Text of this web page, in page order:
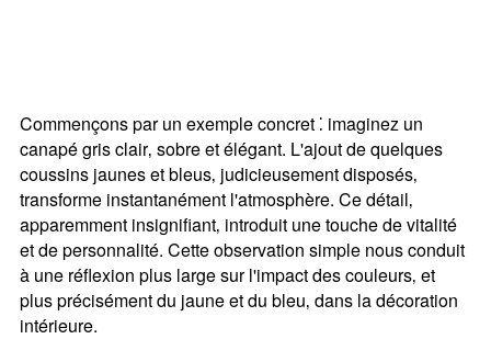
Commençons par un exemple concret ⁚ imaginez un
canapé gris clair‚ sobre et élégant. L'ajout de quelques
coussins jaunes et bleus‚ judicieusement disposés‚
transforme instantanément l'atmosphère. Ce détail‚
apparemment insignifiant‚ introduit une touche de vitalité
et de personnalité. Cette observation simple nous conduit
à une réflexion plus large sur l'impact des couleurs‚ et
plus précisément du jaune et du bleu‚ dans la décoration
intérieure.